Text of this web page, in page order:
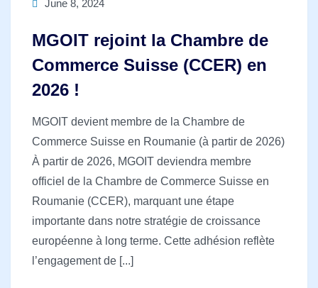
June 8, 2024
MGOIT rejoint la Chambre de
Commerce Suisse (CCER) en
2026 !
MGOIT devient membre de la Chambre de
Commerce Suisse en Roumanie (à partir de 2026)
À partir de 2026, MGOIT deviendra membre
officiel de la Chambre de Commerce Suisse en
Roumanie (CCER), marquant une étape
importante dans notre stratégie de croissance
européenne à long terme. Cette adhésion reflète
l’engagement de [...]